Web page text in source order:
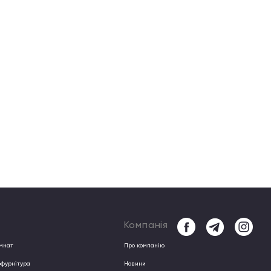
Компанія
Про компанiю
Новини